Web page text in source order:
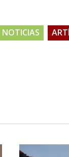
NOTICIAS